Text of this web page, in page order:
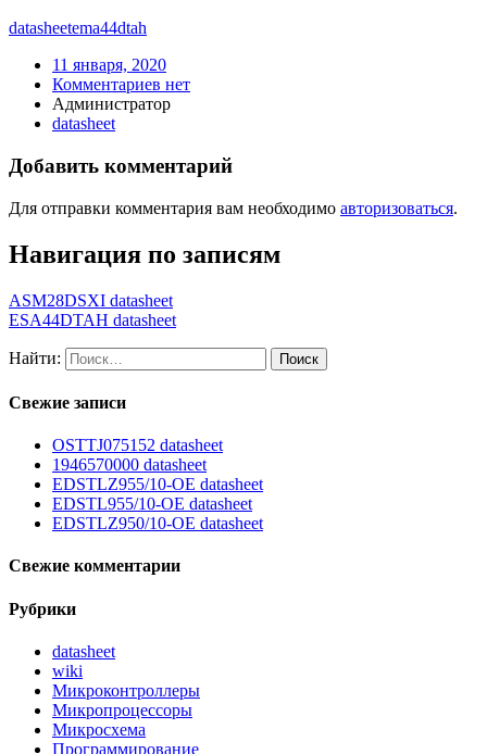
datasheetema44dtah
11 января, 2020
Комментариев нет
Администратор
datasheet
Добавить комментарий
Для отправки комментария вам необходимо авторизоваться.
Навигация по записям
ASM28DSXI datasheet
ESA44DTAH datasheet
Найти:
Свежие записи
OSTTJ075152 datasheet
1946570000 datasheet
EDSTLZ955/10-OE datasheet
EDSTL955/10-OE datasheet
EDSTLZ950/10-OE datasheet
Свежие комментарии
Рубрики
datasheet
wiki
Микроконтроллеры
Микропроцессоры
Микросхема
Программирование